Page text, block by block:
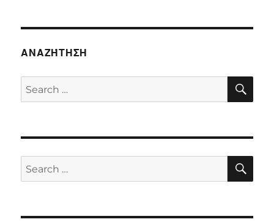
ΑΝΑΖΉΤΗΣΗ
Search
for:
Search
for: